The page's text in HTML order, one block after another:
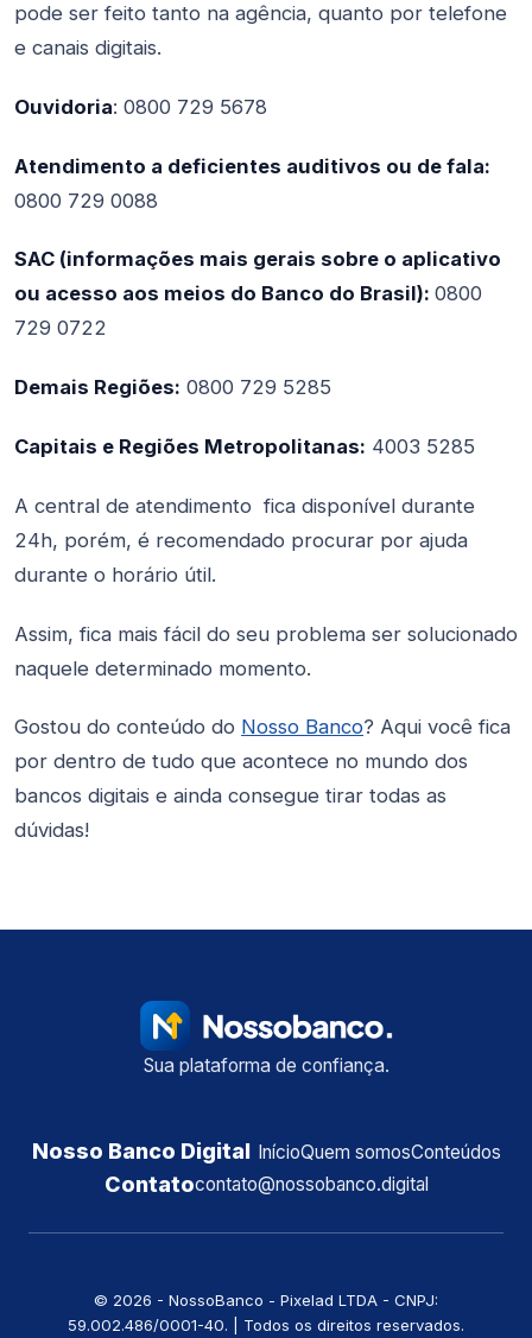
pode ser feito tanto na agência, quanto por telefone
e canais digitais.
Ouvidoria: 0800 729 5678
Atendimento a deficientes auditivos ou de fala:
0800 729 0088
SAC (informações mais gerais sobre o aplicativo
ou acesso aos meios do Banco do Brasil): 0800
729 0722
Demais Regiões: 0800 729 5285
Capitais e Regiões Metropolitanas: 4003 5285
A central de atendimento fica disponível durante
24h, porém, é recomendado procurar por ajuda
durante o horário útil.
Assim, fica mais fácil do seu problema ser solucionado
naquele determinado momento.
Gostou do conteúdo do Nosso Banco? Aqui você fica
por dentro de tudo que acontece no mundo dos
bancos digitais e ainda consegue tirar todas as
dúvidas!
Sua plataforma de confiança.
Nosso Banco Digital InícioQuem somosConteúdos
Contatocontato@nossobanco.digital
©️ 2026 - NossoBanco - Pixelad LTDA - CNPJ:
59.002.486/0001-40. | Todos os direitos reservados.